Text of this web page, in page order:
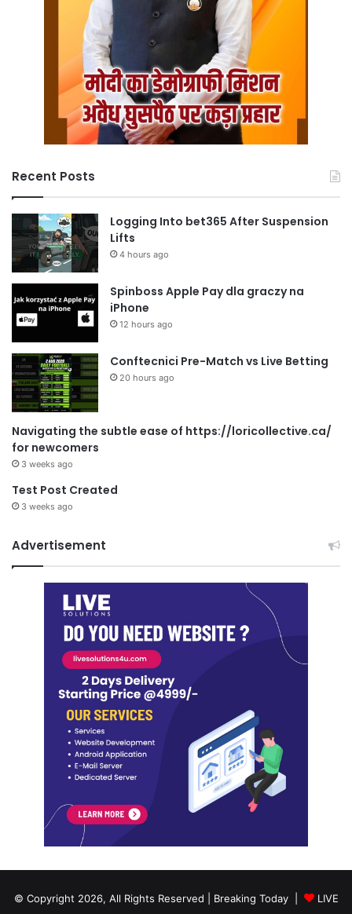
Recent Posts
Logging Into bet365 After Suspension
Lifts
4 hours ago
Spinboss Apple Pay dla graczy na
iPhone
12 hours ago
Conftecnici Pre-Match vs Live Betting
20 hours ago
Navigating the subtle ease of https://loricollective.ca/
for newcomers
3 weeks ago
Test Post Created
3 weeks ago
Advertisement
© Copyright 2026, All Rights Reserved | Breaking Today | LIVE